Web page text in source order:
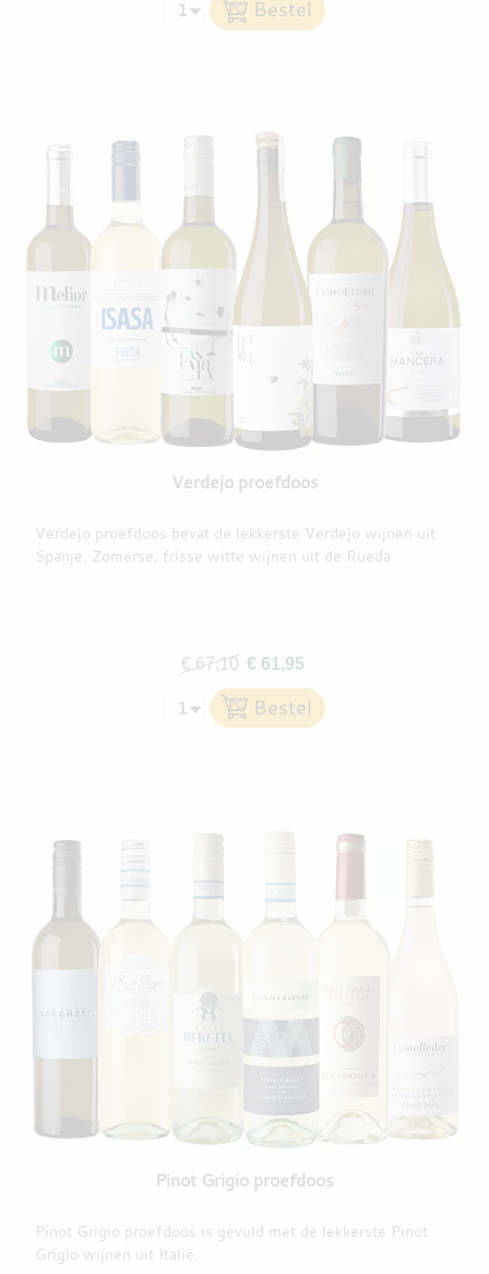
Verdejo proefdoos
Verdejo proefdoos bevat de lekkerste Verdejo wijnen uit
Spanje. Zomerse, frisse witte wijnen uit de Rueda.
€ 67,10 € 61,95
Pinot Grigio proefdoos
Pinot Grigio proefdoos is gevuld met de lekkerste Pinot
Grigio wijnen uit Italië.